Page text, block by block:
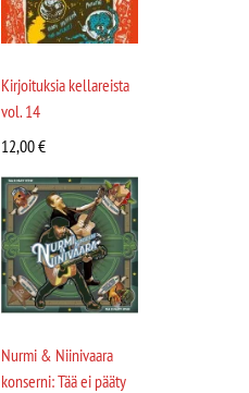
Kirjoituksia kellareista
vol. 14
12,00€
Nurmi & Niinivaara
konserni: Tää ei pääty